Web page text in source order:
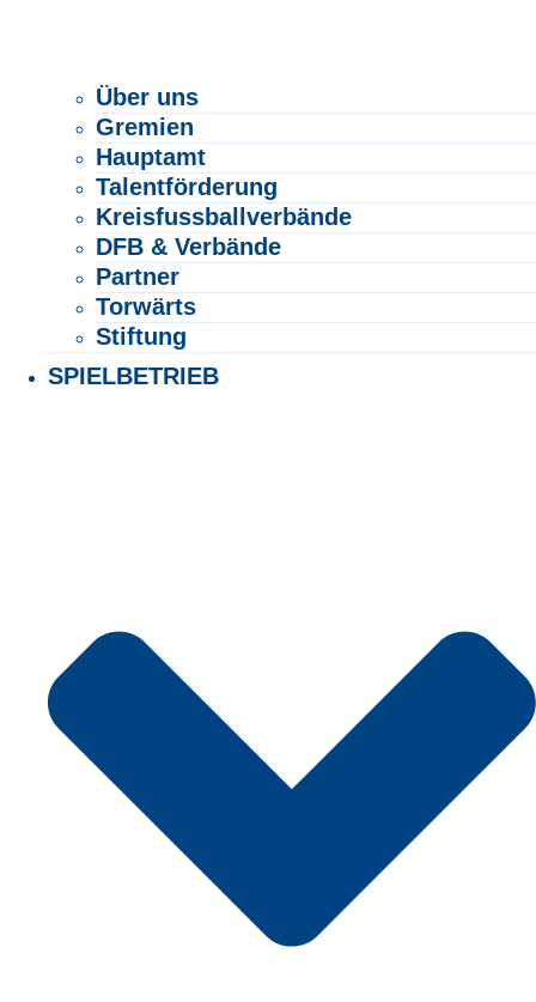
Über uns
Gremien
Hauptamt
Talentförderung
Kreisfussballverbände
DFB & Verbände
Partner
Torwärts
Stiftung
SPIELBETRIEB